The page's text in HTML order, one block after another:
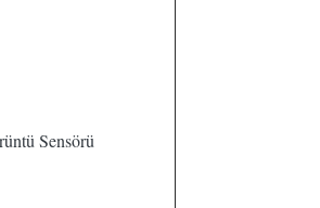
Sensörü